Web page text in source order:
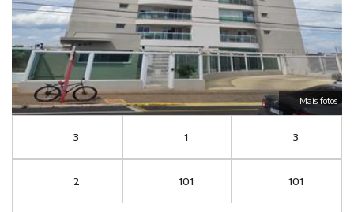
Mais fotos
3 1 3
2 101 101